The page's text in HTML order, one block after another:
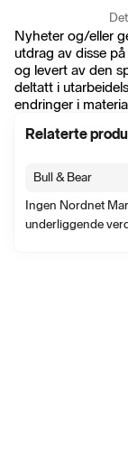
Nyheter og/eller
utdrag av disse
og levert av den
deltatt i
endringer i
Relaterte
Bull & Bear
Ingen Nordnet
underliggende